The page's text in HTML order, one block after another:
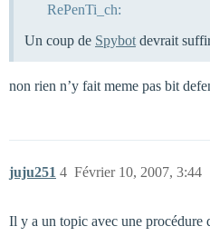
RePenTi_ch:
Un coup de Spybot devrait
non rien n’y fait meme pas bit
juju251 Février 10, 2007, 3:44
4
Il y a un topic avec une procédure